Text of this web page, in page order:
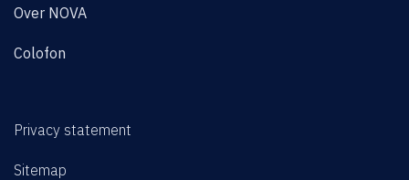
Over NOVA
Colofon
Privacy statement
Sitemap